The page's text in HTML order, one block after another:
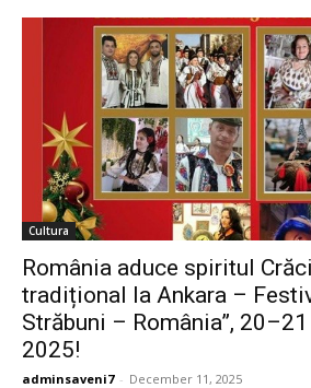
Cultura
România aduce spiritul
tradițional la Ankara –
Străbuni – România”,
2025!
adminsaveni7 - December 11, 2025